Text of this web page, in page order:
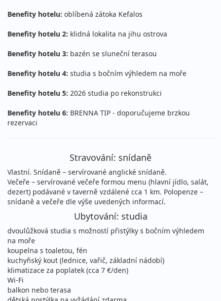
15 290 Kč
cena za 5 dní (4 noci)
15.08. - 22.08.2026
sobota - sobota
snídaně
letecky (Praha)
15 390 Kč
cena za 8 dní (7 nocí) vyprodáno
15.08. - 22.08.2026
sobota - sobota
snídaně
letecky (Praha)
15.08. - 22.08.2026
sobota - sobota
snídaně
letecky (Vídeň)
15 990 Kč
cena za 8 dní (7 nocí) vyprodáno
15.08. - 25.08.2026
sobota - úterý
snídaně
letecky (Praha)
cena za 11 dní (10 nocí)
15.08. - 25.08.2026
sobota - úterý
Benefity hotelu: oblíbená zátoka Kefalos
Benefity hotelu 2: klidná lokalita na jihu ostrova
Benefity hotelu 3: bazén se sluneční terasou
Benefity hotelu 4: studia s bočním výhledem na moře
Benefity hotelu 5: 2026 studia po rekonstrukci
Benefity hotelu 6: BRENNA TIP - doporučujeme brzkou
rezervaci
Stravování: snídaně
Vlastní. Snídaně – servírované anglické snídaně.
Večeře – servírované večeře formou menu (hlavní jídlo, salát,
dezert) podávané v taverně vzdálené cca 1 km. Polopenze –
snídaně a večeře dle výše uvedených informací.
Ubytování: studia
dvoulůžková studia s možností přistýlky s bočním výhledem
na moře
koupelna s toaletou, fén
kuchyňský kout (lednice, vařič, základní nádobí)
klimatizace za poplatek (cca 7 €/den)
Wi-Fi
balkon nebo terasa